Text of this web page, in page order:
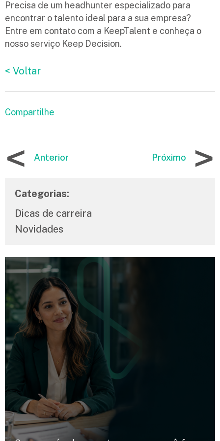
Precisa de um headhunter especializado para
encontrar o talento ideal para a sua empresa?
Entre em contato com a KeepTalent e conheça o
nosso serviço Keep Decision.
< Voltar
Compartilhe
< Anterior Próximo >
Categorias:
Dicas de carreira
Novidades